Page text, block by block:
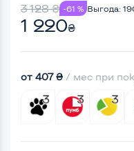
3 128₴ -61 % Выгода:
1 220₴
от 407 ₴ / мес при